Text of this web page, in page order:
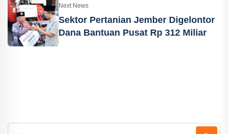
Next News
Sektor Pertanian Jember Digelontor
Dana Bantuan Pusat Rp 312 Miliar